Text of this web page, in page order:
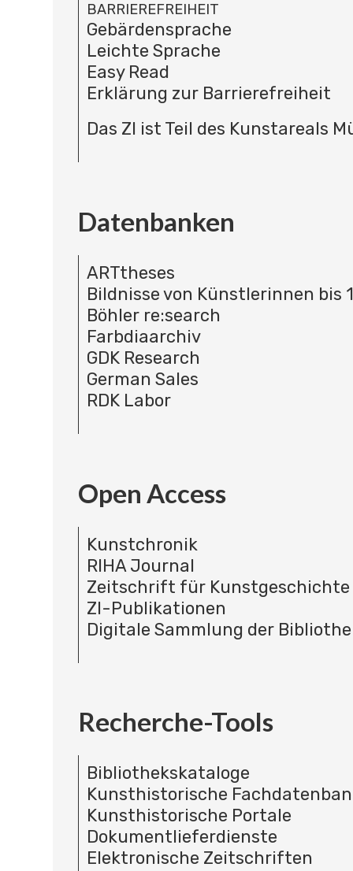
BARRIEREFREIHEIT
Gebärdensprache
Leichte Sprache
Easy Read
Erklärung zur Barrierefreiheit
Das ZI ist Teil des Kunstareals
Datenbanken
ARTtheses
Bildnisse von Künstlerinnen bis
Böhler re:search
Farbdiaarchiv
GDK Research
German Sales
RDK Labor
Open Access
Kunstchronik
RIHA Journal
Zeitschrift für Kunstgeschichte
ZI-Publikationen
Digitale Sammlung der
Recherche-Tools
Bibliothekskataloge
Kunsthistorische
Kunsthistorische Portale
Dokumentlieferdienste
Elektronische Zeitschriften